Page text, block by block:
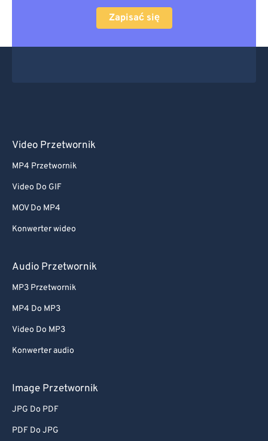
Zapisać się
Video Przetwornik
MP4 Przetwornik
Video Do GIF
MOV Do MP4
Konwerter wideo
Audio Przetwornik
MP3 Przetwornik
MP4 Do MP3
Video Do MP3
Konwerter audio
Image Przetwornik
JPG Do PDF
PDF Do JPG